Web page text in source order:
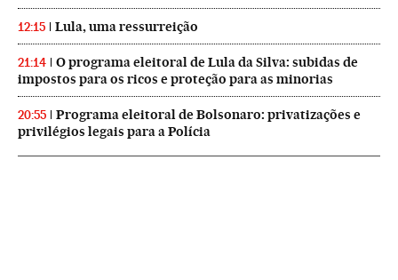
12:15 Lula, uma ressurreição
21:14
O programa eleitoral de Lula da Silva: subidas de
impostos para os ricos e proteção para as minorias
20:55
Programa eleitoral de Bolsonaro: privatizações e
privilégios legais para a Polícia